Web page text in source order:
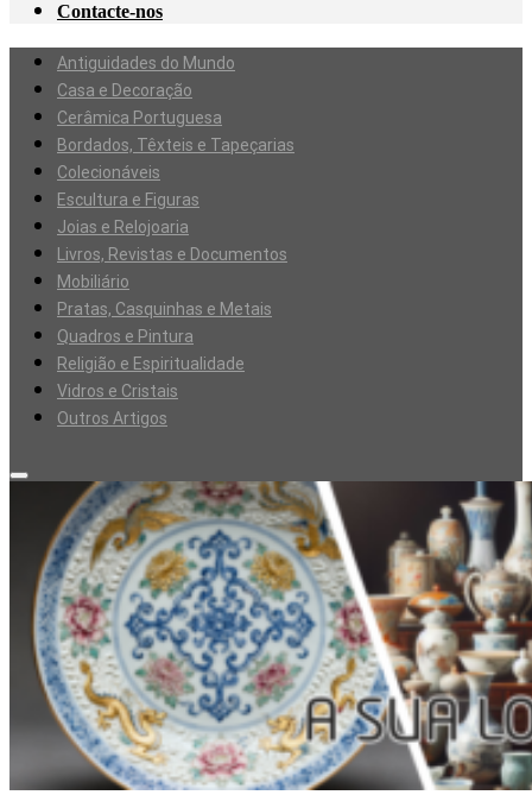
Contacte-nos
Antiguidades do Mundo
Casa e Decoração
Cerâmica Portuguesa
Bordados, Têxteis e Tapeçarias
Colecionáveis
Escultura e Figuras
Joias e Relojoaria
Livros, Revistas e Documentos
Mobiliário
Pratas, Casquinhas e Metais
Quadros e Pintura
Religião e Espiritualidade
Vidros e Cristais
Outros Artigos